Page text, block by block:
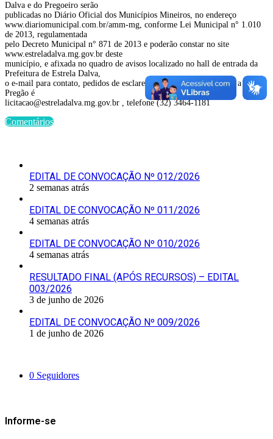
Dalva e do Pregoeiro serão
publicadas no Diário Oficial dos Municípios Mineiros, no endereço
www.diariomunicipal.com.br/amm-mg, conforme Lei Municipal n° 1.010
de 2013, regulamentada
pelo Decreto Municipal n° 871 de 2013 e poderão constar no site
www.estreladalva.mg.gov.br deste
município, e afixada no quadro de avisos localizado no hall de entrada da
Prefeitura de Estrela Dalva,
o e-mail para contato, pedidos de esclarecimento e outros referente a este
Pregão é
licitacao@estreladalva.mg.gov.br , telefone (32) 3464-1181
Comentários
EDITAL DE CONVOCAÇÃO Nº 012/2026
2 semanas atrás
EDITAL DE CONVOCAÇÃO Nº 011/2026
4 semanas atrás
EDITAL DE CONVOCAÇÃO Nº 010/2026
4 semanas atrás
RESULTADO FINAL (APÓS RECURSOS) – EDITAL
003/2026
3 de junho de 2026
EDITAL DE CONVOCAÇÃO Nº 009/2026
1 de junho de 2026
0 Seguidores
Informe-se